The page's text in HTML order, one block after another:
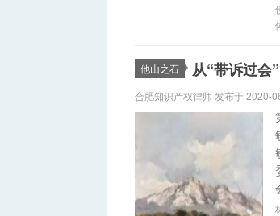
他山之石 从“带诉过会
合肥知识产权律师 发布于 2020-